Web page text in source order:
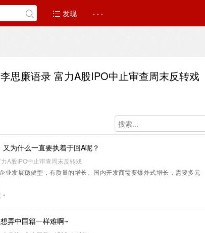
发现 · · ·
思廉语录 富力A股IPO中止审查周末反转戏
为什么一直要执着于回A呢？
A股IPO中止审查周末反转戏
业发展稳健型，有质量的增长。国内开发商需要爆炸式增长，需要多元
•
弄中国籍一样难啊~